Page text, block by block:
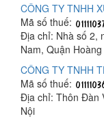
CÔNG TY TNHH
Mã số thuế:
Địa chỉ: Nhà số 2,
Nam, Quận
CÔNG TY TNHH
Mã số thuế:
Địa chỉ: Thôn Đàn
Nội